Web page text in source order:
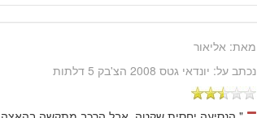
מאת:אליאור
נכתב על: יונדאי גטס 2008 הצ'בק 5 דלתות